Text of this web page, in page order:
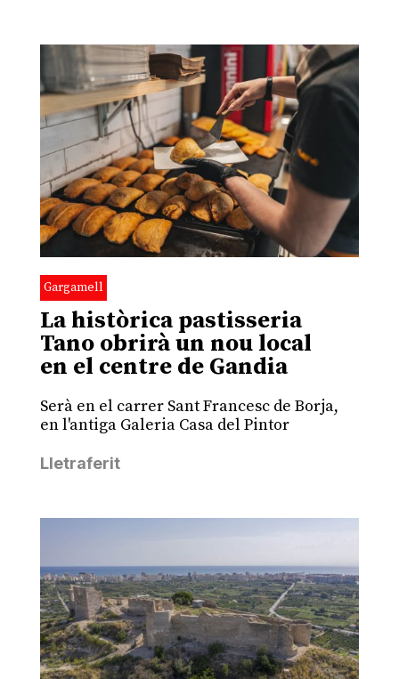
Gargamell
La històrica pastisseria
Tano obrirà un nou local
en el centre de Gandia
Serà en el carrer Sant Francesc de Borja,
en l'antiga Galeria Casa del Pintor
Lletraferit